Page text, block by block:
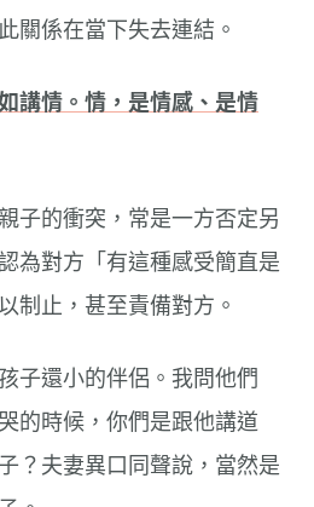
關係在當下失去連結。
講情。情，是情感、是情
子的衝突，常是一方否定另
為對方「有這種感受簡直是
制止，甚至責備對方。
子還小的伴侶。我問他們
的時候，你們是跟他講道
？夫妻異口同聲說，當然是